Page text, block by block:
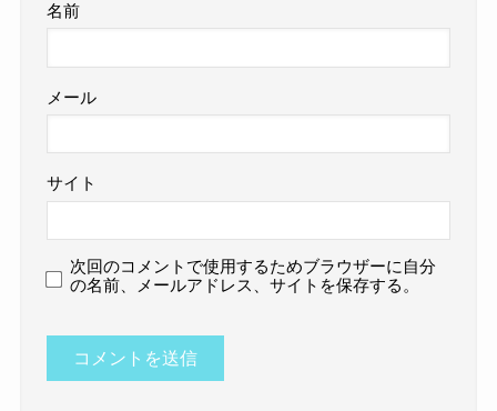
名前
メール
サイト
次回のコメントで使用するためブラウザーに自分
の名前、メールアドレス、サイトを保存する。